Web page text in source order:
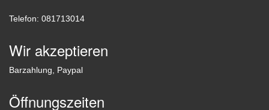
Telefon: 081713014
Wir akzeptieren
Barzahlung, Paypal
Öffnungszeiten